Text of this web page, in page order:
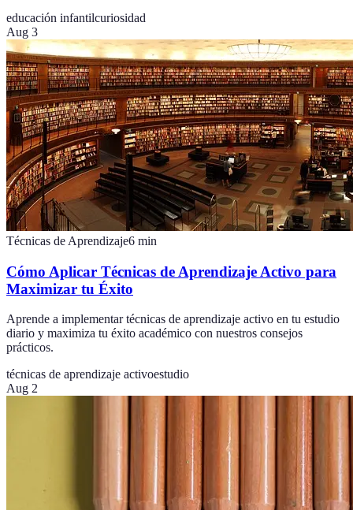
educación infantilcuriosidad
Aug 3
Técnicas de Aprendizaje6 min
Cómo Aplicar Técnicas de Aprendizaje Activo para
Maximizar tu Éxito
Aprende a implementar técnicas de aprendizaje activo en tu estudio
diario y maximiza tu éxito académico con nuestros consejos
prácticos.
técnicas de aprendizaje activoestudio
Aug 2